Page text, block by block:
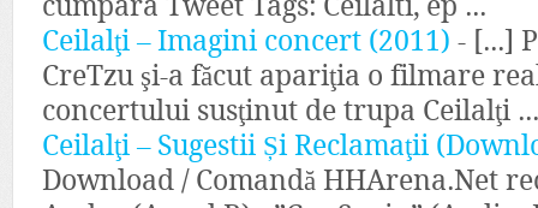
Ceilalţi – Imagini concert (2011) - [...]
CreTzu şi-a făcut apariţia o filmare
concertului susţinut de trupa Ceilalţi ...
Ceilalţi – Sugestii Și Reclamaţii
Download / Comandă HHArena.Net